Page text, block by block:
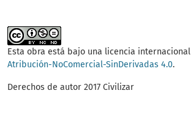
Esta obra está bajo una licencia internacional
Atribución-NoComercial-SinDerivadas 4.0.
Derechos de autor 2017 Civilizar